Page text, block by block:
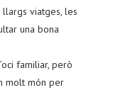
viatges, les
una bona
familiar, però
molt món per